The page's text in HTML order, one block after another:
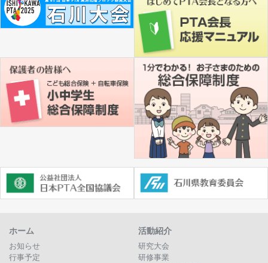
ホーム
お知らせ
行事予定
活動紹介
研究大会
研修事業